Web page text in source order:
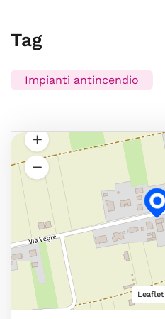
Tag
Impianti antincendio
Leaflet